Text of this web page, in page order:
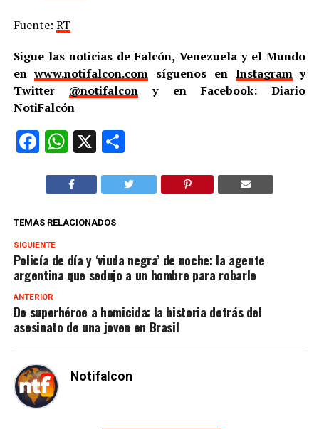
Fuente: RT
Sigue las noticias de Falcón, Venezuela y el Mundo
enwww.notifalcon.com síguenos en Instagramy
Twitter @notifalcon y en Facebook: Diario
NotiFalcón
Facebook
WhatsApp
X Compartir
TEMAS RELACIONADOS
SIGUIENTE
Policía de día y ‘viuda negra’ de noche: la agente
argentina que sedujo a un hombre para robarle
ANTERIOR
De superhéroe a homicida: la historia detrás del
asesinato de una joven en Brasil
Notifalcon